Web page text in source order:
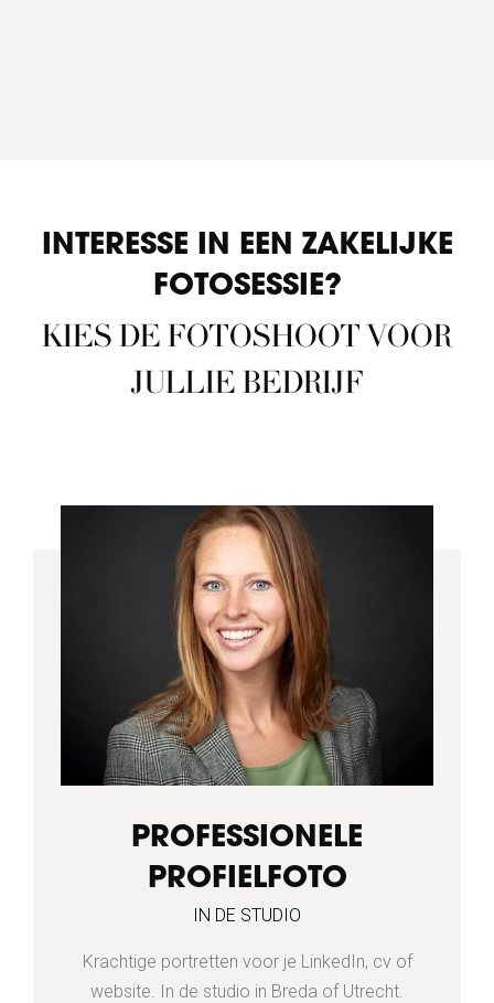
INTERESSE IN EEN ZAKELIJKE
FOTOSESSIE?
KIES DE FOTOSHOOT VOOR
JULLIE BEDRIJF
PROFESSIONELE
PROFIELFOTO
IN DE STUDIO
Krachtige portretten voor je LinkedIn, cv of
website. In de studio in Breda of Utrecht.